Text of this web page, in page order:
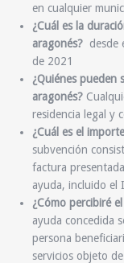
en cualquier
¿Cuál es la
aragonés? desde
de 2021
¿Quiénes pueden
aragonés?
residencia legal y
¿Cuál es el
subvención
factura
ayuda, incluido el
¿Cómo percibiré
ayuda concedida
persona
servicios objeto